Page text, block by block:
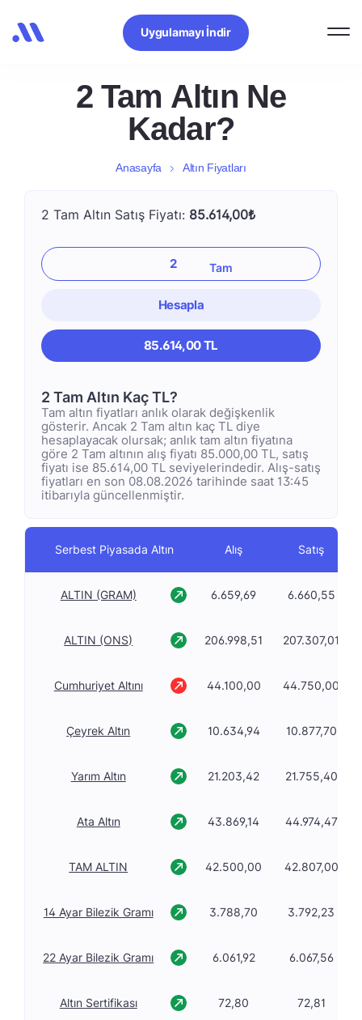
Uygulamayı İndir
2 Tam Altın Ne
Kadar?
Anasayfa Altın Fiyatları
2 Tam Altın Satış Fiyatı: 85.614,00₺
Hesapla
85.614,00 TL
2 Tam Altın Kaç TL?
Tam altın fiyatları anlık olarak değişkenlik
gösterir. Ancak 2 Tam altın kaç TL diye
hesaplayacak olursak; anlık tam altın fiyatına
göre 2 Tam altının alış fiyatı 85.000,00 TL, satış
fiyatı ise 85.614,00 TL seviyelerindedir. Alış-satış
fiyatları en son 08.08.2026 tarihinde saat 13:45
itibarıyla güncellenmiştir.
Serbest Piyasada Altın Alış Satış
ALTIN (GRAM) 6.659,69 6.660,55
ALTIN (ONS) 206.998,51 207.307,01
Cumhuriyet Altını 44.100,00 44.750,00
Çeyrek Altın 10.634,94 10.877,70
Yarım Altın 21.203,42 21.755,40
Ata Altın 43.869,14 44.974,47
TAM ALTIN 42.500,00 42.807,00
14 Ayar Bilezik Gramı 3.788,70 3.792,23
22 Ayar Bilezik Gramı 6.061,92 6.067,56
Altın Sertifikası 72,80 72,81